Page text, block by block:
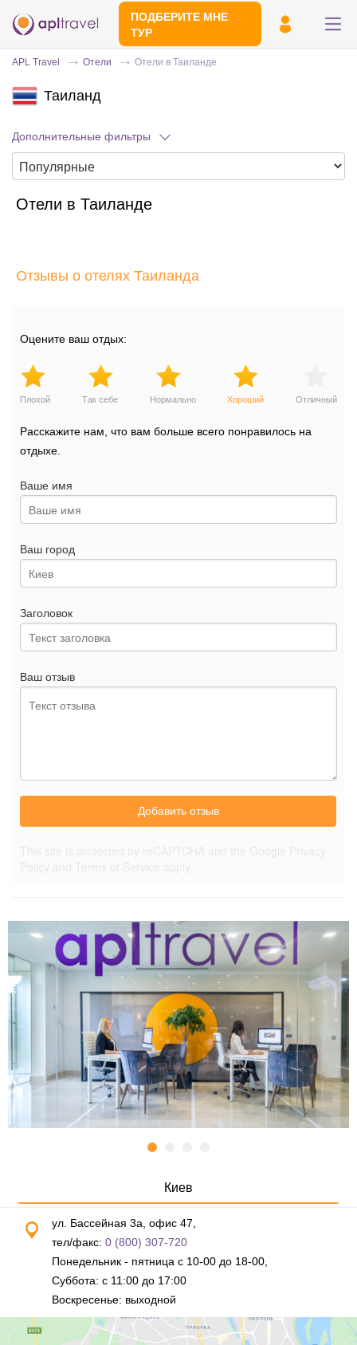
ПОДБЕРИТЕ МНЕ
ТУР
минут
APL Travel Отели Отели в Таиланде
Таиланд
Дополнительные фильтры
Отели в Таиланде
Отзывы о отелях Таиланда
Оцените ваш отдых:
Плохой Так себе Нормально Хороший Отличный
Расскажите нам, что вам больше всего понравилось на
отдыхе.
Ваше имя
Ваш город
Заголовок
Ваш отзыв
Добавить отзыв
Киев
ул. Бассейная 3а, офис 47,
тел/факс: 0 (800) 307-720
Понедельник - пятница с 10-00 до 18-00,
Суббота: с 11:00 до 17:00
Воскресенье: выходной